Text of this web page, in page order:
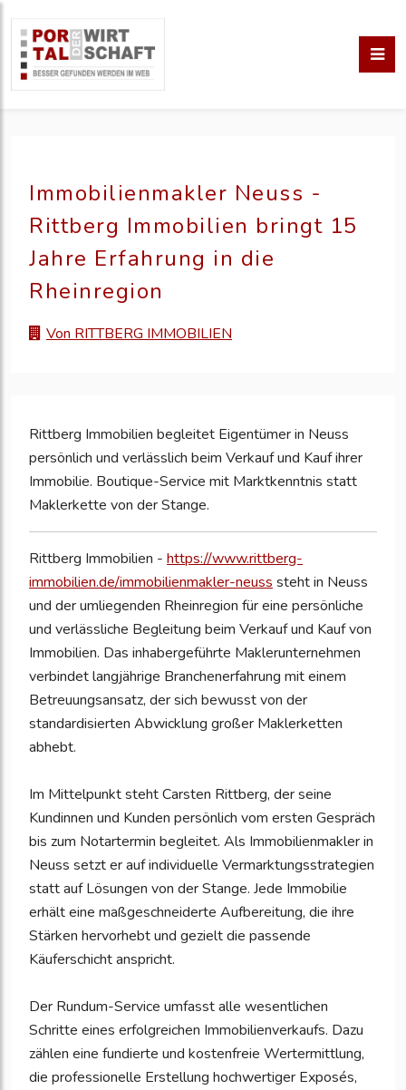
Immobilienmakler Neuss -
Rittberg Immobilien bringt 15
Jahre Erfahrung in die
Rheinregion
Von RITTBERG IMMOBILIEN
Rittberg Immobilien begleitet Eigentümer in Neuss
persönlich und verlässlich beim Verkauf und Kauf ihrer
Immobilie. Boutique-Service mit Marktkenntnis statt
Maklerkette von der Stange.
Rittberg Immobilien - https://www.rittberg-
immobilien.de/immobilienmakler-neuss steht in Neuss
und der umliegenden Rheinregion für eine persönliche
und verlässliche Begleitung beim Verkauf und Kauf von
Immobilien. Das inhabergeführte Maklerunternehmen
verbindet langjährige Branchenerfahrung mit einem
Betreuungsansatz, der sich bewusst von der
standardisierten Abwicklung großer Maklerketten
abhebt.
Im Mittelpunkt steht Carsten Rittberg, der seine
Kundinnen und Kunden persönlich vom ersten Gespräch
bis zum Notartermin begleitet. Als Immobilienmakler in
Neuss setzt er auf individuelle Vermarktungsstrategien
statt auf Lösungen von der Stange. Jede Immobilie
erhält eine maßgeschneiderte Aufbereitung, die ihre
Stärken hervorhebt und gezielt die passende
Käuferschicht anspricht.
Der Rundum-Service umfasst alle wesentlichen
Schritte eines erfolgreichen Immobilienverkaufs. Dazu
zählen eine fundierte und kostenfreie Wertermittlung,
die professionelle Erstellung hochwertiger Exposés,